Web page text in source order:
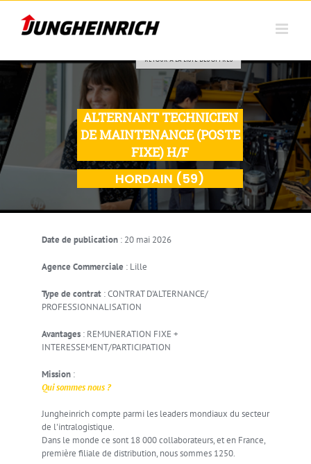
RETOUR À LA LISTE DES OFFRES
ALTERNANT TECHNICIEN
DE MAINTENANCE (POSTE
FIXE) H/F
HORDAIN (59)
Date de publication : 20 mai 2026
Agence Commerciale : Lille
Type de contrat :CONTRAT D'ALTERNANCE/
PROFESSIONNALISATION
Avantages : REMUNERATION FIXE +
INTERESSEMENT/PARTICIPATION
Mission :
Qui sommes nous ?
Jungheinrich compte parmi les leaders mondiaux du secteur
de l'intralogistique.
Dans le monde ce sont 18 000 collaborateurs, et en France,
première filiale de distribution, nous sommes 1250.